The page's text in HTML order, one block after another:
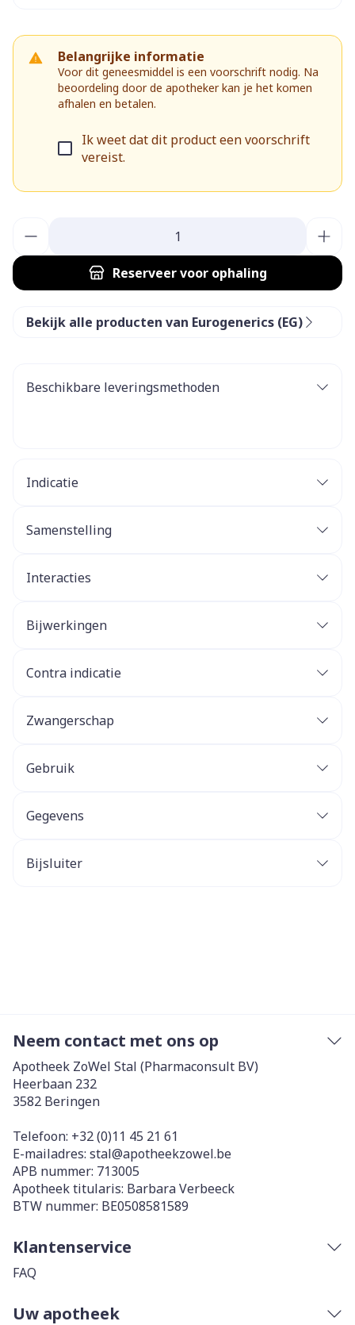
Belangrijke informatie
Voor dit geneesmiddel is een voorschrift nodig. Na
beoordeling door de apotheker kan je het komen
afhalen en betalen.
Ik weet dat dit product een voorschrift
vereist.
Reserveervoor ophaling
Bekijk alle producten van Eurogenerics (EG)
Beschikbare leveringsmethoden
Indicatie
Samenstelling
Interacties
Bijwerkingen
Contra indicatie
Zwangerschap
Gebruik
Gegevens
Bijsluiter
Neem contact met ons op
Apotheek ZoWel Stal (Pharmaconsult BV)
Heerbaan 232
3582 Beringen
Telefoon: +32 (0)11 45 21 61
E-mailadres: stal@apotheekzowel.be
APB nummer: 713005
Apotheek titularis: Barbara Verbeeck
BTW nummer: BE0508581589
Klantenservice
FAQ
Uw apotheek